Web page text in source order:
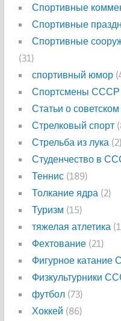
Спортивные
Спортивные
Спортивные
(31)
спортивный юмор
Спортсмены СССР
Статьи о
Стрелковый спорт
Стрельба из лука (2)
Студенчество в
Теннис (189)
Толкание ядра (2)
Туризм (15)
тяжелая атлетика
Фехтование (21)
Фигурное катание
Физкультурники
футбол (73)
Хоккей (86)